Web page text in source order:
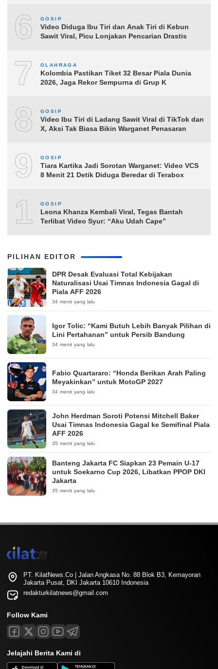
6 GOSIP
Video Diduga Ibu Tiri dan Anak Tiri di Kebun
Sawit Viral, Picu Lonjakan Pencarian Drastis
7 OLAHRAGA
Kolombia Pastikan Tiket 32 Besar Piala Dunia
2026, Jaga Rekor Sempurna di Grup K
8 GOSIP
Video Ibu Tiri di Ladang Sawit Viral di TikTok dan
X, Aksi Tak Biasa Bikin Warganet Penasaran
9 GOSIP
Tiara Kartika Jadi Sorotan Warganet: Video VCS
8 Menit 21 Detik Diduga Beredar di Terabox
10
GOSIP
Leona Khanza Kembali Viral, Tegas Bantah
Terlibat Video Syur: “Aku Udah Cape”
PILIHAN EDITOR
DPR Desak Evaluasi Total Kebijakan
Naturalisasi Usai Timnas Indonesia Gagal di
Piala AFF 2026
34 menit yang lalu
Igor Tolic: “Kami Butuh Lebih Banyak Pilihan di
Lini Pertahanan” untuk Persib Bandung
34 menit yang lalu
Fabio Quartararo: “Honda Berikan Arah Paling
Meyakinkan” untuk MotoGP 2027
34 menit yang lalu
John Herdman Soroti Potensi Mitchell Baker
Usai Timnas Indonesia Gagal ke Semifinal Piala
AFF 2026
35 menit yang lalu
Banteng Jakarta FC Siapkan 23 Pemain U-17
untuk Soekarno Cup 2026, Libatkan PPOP DKI
Jakarta
35 menit yang lalu
PT. KilatNews.Co | Jalan Angkasa No. 88 Blok B3, Kemayoran
Jakarta Pusat, DKI Jakarta 10610 Indonesia
redakturkilatnews@gmail.com
Follow Kami
Jelajahi Berita Kami di